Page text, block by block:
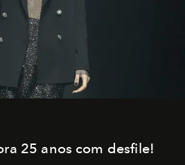
25 anos com desfile!